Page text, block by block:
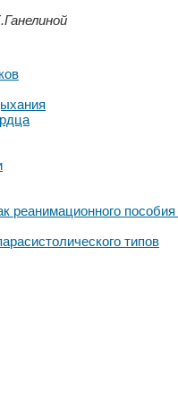
реанимационного пособия
типов